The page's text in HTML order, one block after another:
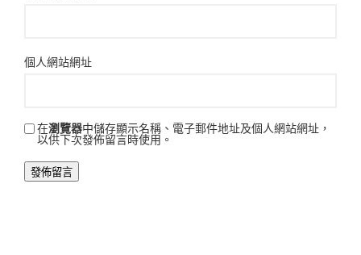
個人網站網址
在瀏覽器中儲存顯示名稱、電子郵件地址及個人網站網址，
以供下次發佈留言時使用。